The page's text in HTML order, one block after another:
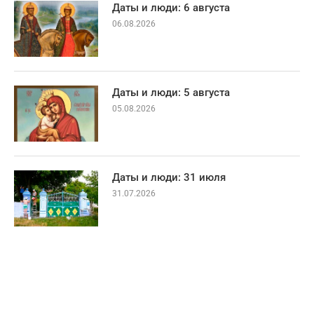
Даты и люди: 6 августа
06.08.2026
Даты и люди: 5 августа
05.08.2026
Даты и люди: 31 июля
31.07.2026